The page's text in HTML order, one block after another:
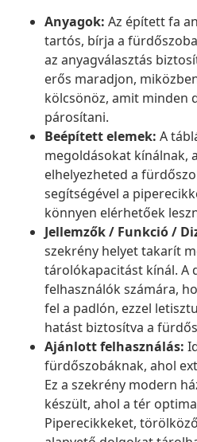
Anyagok: Az épített fa
tartós, bírja a
az anyagválasztás
erős maradjon,
kölcsönöz, amit minden
párosítani.
Beépített elemek: A
megoldásokat kínálnak,
elhelyezheted a
segítségével a
könnyen elérhetőek
Jellemzők / Funkció /
szekrény helyet takarít
tárolókapacitást kínál. A
felhasználók számára,
fel a padlón, ezzel
hatást biztosítva a
Ajánlott felhasználás:
fürdőszobáknak, ahol
Ez a szekrény modern
készült, ahol a tér
Piperecikkeket,